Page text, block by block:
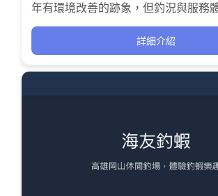
年有環境改善的跡象，但釣況與服務
空間，讓人期待未來能帶來更順暢的
詳細介紹